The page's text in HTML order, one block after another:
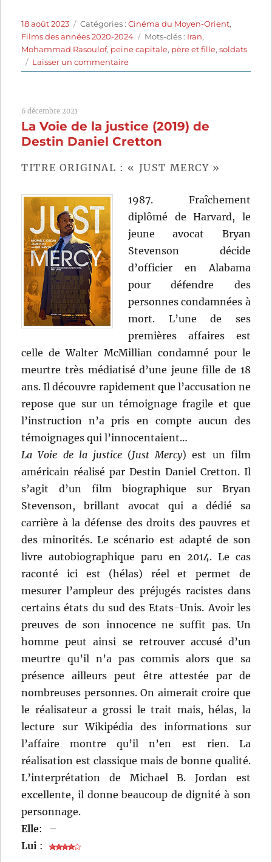
Publié
le
18 août 2023 Catégories
Catégories :Cinéma du Moyen-Orient,
Films des années 2020-2024
Étiquettes
Mots-clés : Iran,
Mohammad Rasoulof, peine capitale, père et fille,soldats
Laisser un commentairesur
Le
(2020)
de
Rasoulof
6 décembre 2021
La Voie de la justice (2019) de
Destin Daniel Cretton
TITRE ORIGINAL : « JUST MERCY »
1987. Fraîchement
diplômé de Harvard, le
jeune avocat Bryan
Stevenson décide
d’officier en Alabama
pour défendre des
personnes condamnées à
mort. L’une de ses
premières affaires est
celle de Walter McMillian condamné pour le
meurtre très médiatisé d’une jeune fille de 18
ans. Il découvre rapidement que l’accusation ne
repose que sur un témoignage fragile et que
l’instruction n’a pris en compte aucun des
témoignages qui l’innocentaient…
La Voie de la justice(Just Mercy) est un film
américain réalisé par Destin Daniel Cretton. Il
s’agit d’un film biographique sur Bryan
Stevenson, brillant avocat qui a dédié sa
carrière à la défense des droits des pauvres et
des minorités. Le scénario est adapté de son
livre autobiographique paru en 2014. Le cas
raconté ici est (hélas) réel et permet de
mesurer l’ampleur des préjugés racistes dans
certains états du sud des Etats-Unis. Avoir les
preuves de son innocence ne suffit pas. Un
homme peut ainsi se retrouver accusé d’un
meurtre qu’il n’a pas commis alors que sa
présence ailleurs peut être attestée par de
nombreuses personnes. On aimerait croire que
le réalisateur a grossi le trait mais, hélas, la
lecture sur Wikipédia des informations sur
l’affaire montre qu’il n’en est rien. La
réalisation est classique mais de bonne qualité.
L’interprétation de Michael B. Jordan est
excellente, il donne beaucoup de dignité à son
personnage.
Elle:
–
Lui :